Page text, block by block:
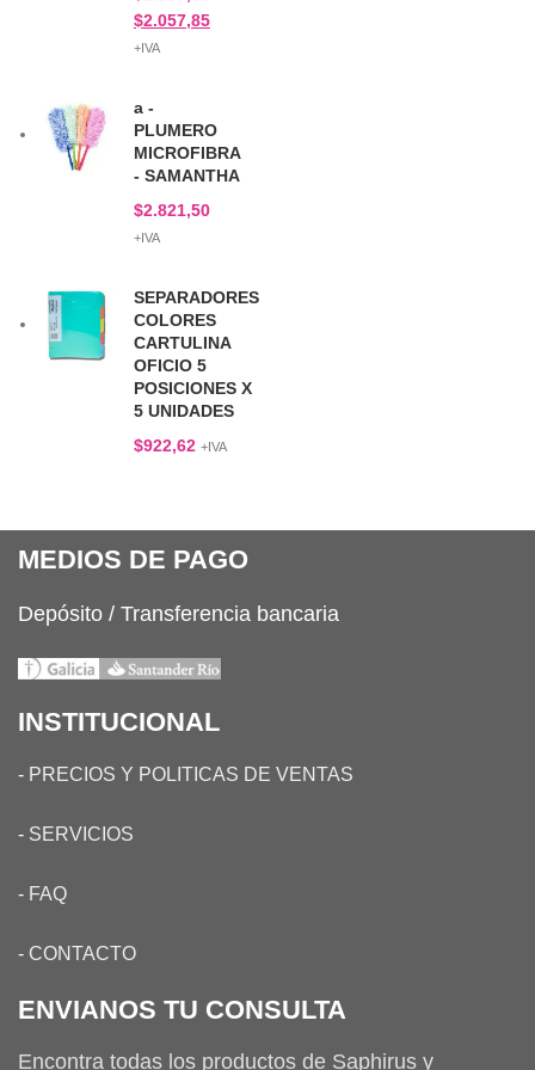
$2.057,85
+IVA
a -
PLUMERO
MICROFIBRA
- SAMANTHA
$2.821,50
+IVA
SEPARADORES
COLORES
CARTULINA
OFICIO 5
POSICIONES X
5 UNIDADES
$922,62 +IVA
MEDIOS DE PAGO
Depósito / Transferencia bancaria
INSTITUCIONAL
- PRECIOS Y POLITICAS DE VENTAS
- SERVICIOS
- FAQ
- CONTACTO
ENVIANOS TU CONSULTA
Encontra todas los productos de Saphirus y